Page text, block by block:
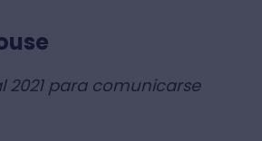
2021 para comunicarse